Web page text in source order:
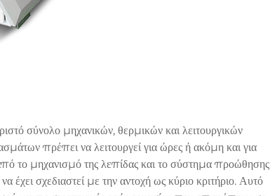
σύνολο μηχανικών, θερμικών και λειτουργικών
πρέπει να λειτουργεί για ώρες ή ακόμη και για
το μηχανισμό της λεπίδας και το σύστημα προώθησης
σχεδιαστεί με την αντοχή ως κύριο κριτήριο. Αυτό